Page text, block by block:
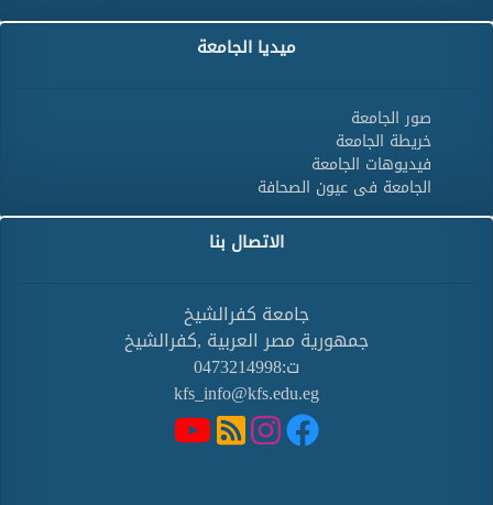
ميديا الجامعة
صور الجامعة
خريطة الجامعة
فيديوهات الجامعة
الجامعة فى عيون الصحافة
الاتصال بنا
جامعة كفرالشيخ
جمهورية مصر العربية ,كفرالشيخ
ت:0473214998
kfs_info@kfs.edu.eg